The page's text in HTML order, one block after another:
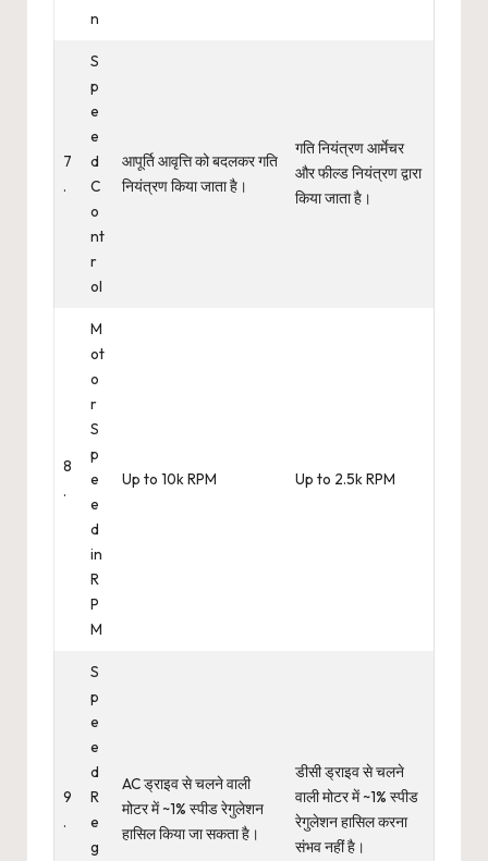
n
7
.
S
p
e
e
d
C
o
nt
r
ol
आपूर्ति आवृत्ति को बदलकर गति
नियंत्रण किया जाता है।
गति नियंत्रण आर्मेचर
और फील्ड नियंत्रण द्वारा
किया जाता है।
8
.
M
ot
o
r
S
p
e
e
d
in
R
P
M
Up to 10k RPM Up to 2.5k RPM
9
.
S
p
e
e
d
R
e
g
AC ड्राइव से चलने वाली
मोटर में ~1% स्पीड रेगुलेशन
हासिल किया जा सकता है।
डीसी ड्राइव से चलने
वाली मोटर में ~1% स्पीड
रेगुलेशन हासिल करना
संभव नहीं है।